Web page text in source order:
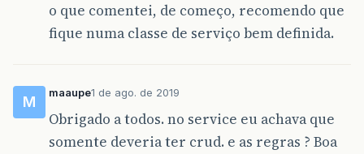
o que comentei, de começo, recomendo que
fique numa classe de serviço bem definida.
M
maaupe1 de ago. de 2019
Obrigado a todos. no service eu achava que
somente deveria ter crud. e as regras ? Boa